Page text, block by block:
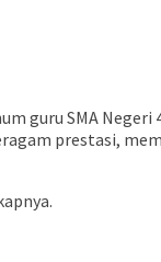
guru SMA
prestasi,